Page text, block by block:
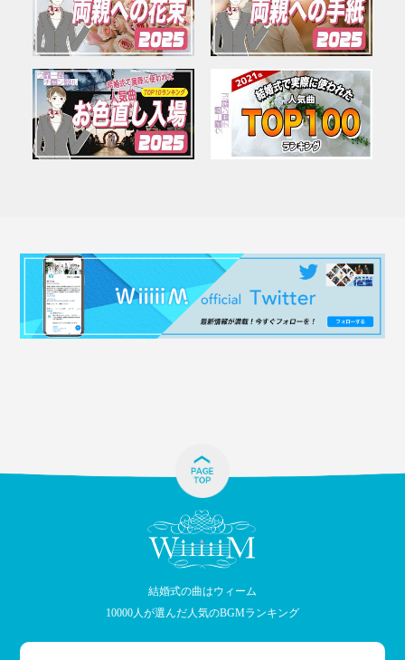
結婚式の曲はウィーム
10000人が選んだ人気のBGMランキング